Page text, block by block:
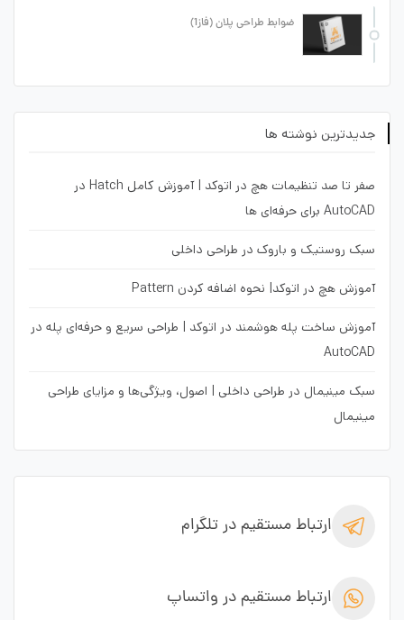
ضوابط طراحی پلان (فاز1)
جدیدترین نوشته ها
صفر تا صد تنظیمات هچ در اتوکد | آموزش کامل Hatch در
AutoCAD برای حرفه‌ای ها
سبک روستیک و باروک در طراحی داخلی
آموزش هچ در اتوکد| نحوه اضافه کردن Pattern
آموزش ساخت پله هوشمند در اتوکد | طراحی سریع و حرفه‌ای پله در
AutoCAD
سبک مینیمال در طراحی داخلی | اصول، ویژگی‌ها و مزایای طراحی
مینیمال
ارتباط مستقیم در تلگرام
ارتباط مستقیم در واتساپ